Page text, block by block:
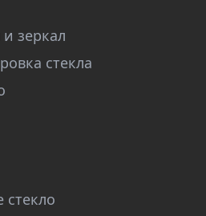
зеркал
стекла